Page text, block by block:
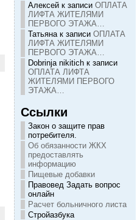
Алексейк записи ОПЛАТА
ЛИФТА ЖИТЕЛЯМИ
ПЕРВОГО ЭТАЖА…
Татьянак записи ОПЛАТА
ЛИФТА ЖИТЕЛЯМИ
ПЕРВОГО ЭТАЖА…
Dobrinja nikitichк записи
ОПЛАТА ЛИФТА
ЖИТЕЛЯМИ ПЕРВОГО
ЭТАЖА…
Ссылки
Закон о защите прав
потребителя.
Об обязанности ЖКХ
предоставлять
информацию
Пищевые добавки
Правовед Задать вопрос
онлайн
Расчет больничного листа
Стройазбука